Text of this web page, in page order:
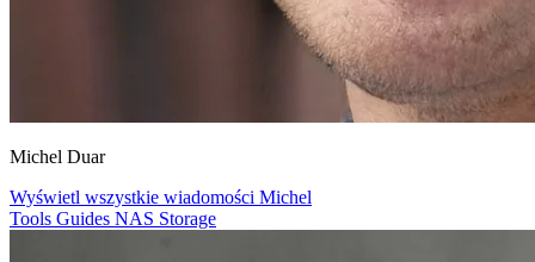
Michel Duar
Wyświetl wszystkie wiadomości Michel
Tools Guides NAS Storage